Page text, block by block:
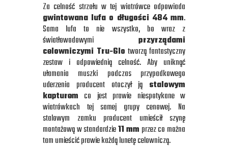
Za celność strzału w tej wiatrówce odpowiada
gwintowana lufa o długości 484 mm.
Sama lufa to nie wszystko, bo wraz z
światłowodowymi przyrządami
celowniczymi Tru-Glo tworzą fantastyczny
zestaw i odpowiednią celność. Aby uniknąć
ułamania muszki podczas przypadkowego
uderzenia producent otoczył ją stalowym
kapturem co jest prawie niespotykane w
wiatrówkach tej samej grupy cenowej. Na
stalowym zamku producent umieścił szynę
montażową w standardzie11 mm przez co można
tam umieścić prawie każdą lunetę celowniczą.